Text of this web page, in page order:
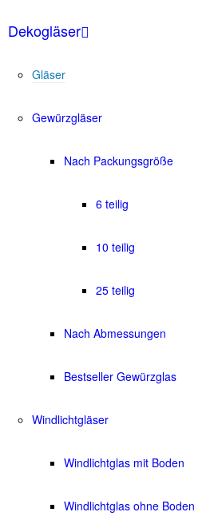
Dekogläser
Gläser
Gewürzgläser
Nach Packungsgröße
6 teilig
10 teilig
25 teilig
Nach Abmessungen
Bestseller Gewürzglas
Windlichtgläser
Windlichtglas mit Boden
Windlichtglas ohne Boden